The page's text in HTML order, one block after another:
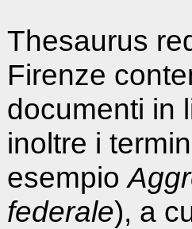
Thesaurus
Firenze
documenti in
inoltre i
esempio
federale), a